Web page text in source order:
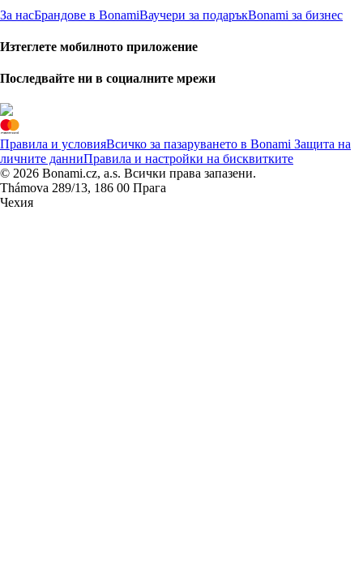
За насБрандове в BonamiВаучери за подаръкBonami за бизнес
Изтеглете мобилното приложение
Последвайте ни в социалните мрежи
Правила и условияВсичко за пазаруването в Bonami Защита на
личните данниПравила и настройки на бисквитките
© 2026 Bonami.cz, a.s. Всички права запазени.
Thámova 289/13, 186 00 Прага
Чехия